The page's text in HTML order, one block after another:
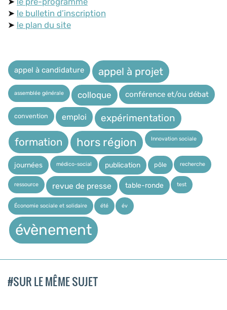
➤ le bulletin d’inscription
➤ le plan du site
appel à candidature appel à projet
assemblée générale colloque conférence et/ou débat
convention emploi expérimentation
formation hors région Innovation sociale
journées médico-social publication pôle recherche
ressource revue de presse table-ronde test
Économie sociale et solidaire été év
évènement
#SUR LE MÊME SUJET